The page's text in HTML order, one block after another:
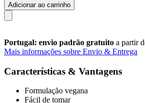
Adicionar ao carrinho
Portugal: envio padrão gratuito a partir
Mais informações sobre Envio & Entrega
Características & Vantagens
Formulação vegana
Fácil de tomar